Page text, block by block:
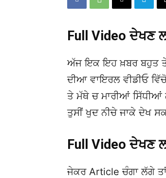
Full Video ਦੇਖਣ
ਅੱਜ ਇਕ ਇਹ ਖ਼ਬਰ ਬਹੁਤ
ਦੀਆ ਵਾਇਰਲ ਵੀਡੀਓ
ਤੇ ਮੱਥੇ ਚ ਮਾਰੀਆਂ ਸਿੱਧੀਆਂ
ਤੁਸੀਂ ਖੁਦ ਨੀਚੇ ਜਾਕੇ ਦੇਖ
Full Video ਦੇਖਣ
ਜੇਕਰ Article ਚੰਗਾ ਲੱਗੇ